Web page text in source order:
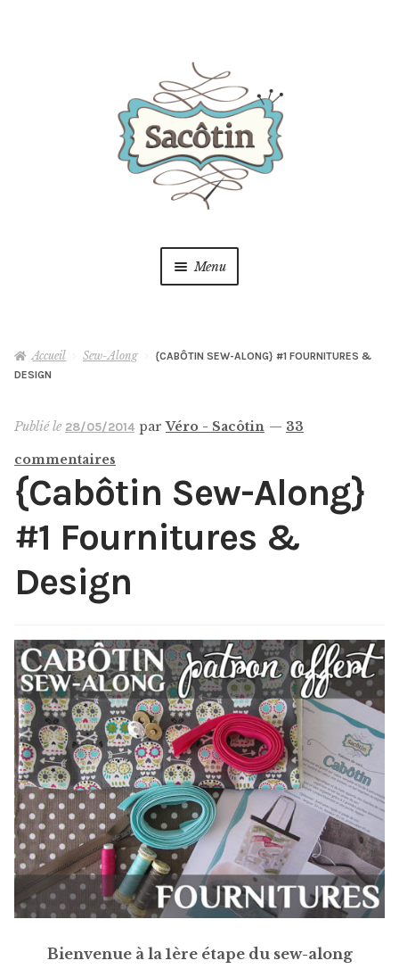
Menu
Blog
Mon compte
Aide
Communauté Sacôtin
Accueil Sew-Along
{CABÔTIN SEW-ALONG} #1 FOURNITURES &
DESIGN
Publié le 28/05/2014 parVéro - Sacôtin — 33
commentaires
{Cabôtin Sew-Along}
#1 Fournitures &
Design
Bienvenue à la 1ère étape du sew-along